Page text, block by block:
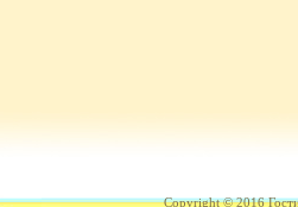
Copyright © 2016